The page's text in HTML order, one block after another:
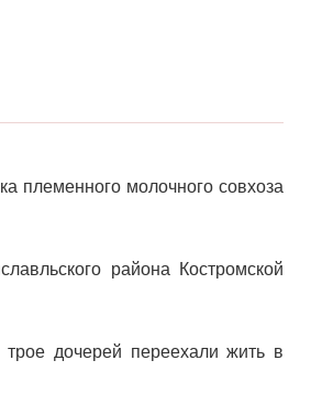
племенного молочного совхоза
района Костромской
дочерей переехали жить в